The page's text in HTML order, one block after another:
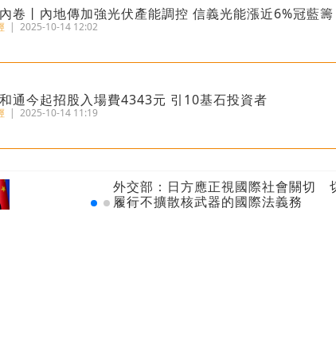
卷丨內地傳加強光伏產能調控 信義光能漲近6%冠藍籌
| 2025-10-14 12:02
通今起招股入場費4343元 引10基石投資者
| 2025-10-14 11:19
再觸7.85弱方保證 金管局200億接港元沽盤
| 2025-07-02 08:52
外交部：日方應正視國際社會關切 切實
履行不擴散核武器的國際法義務